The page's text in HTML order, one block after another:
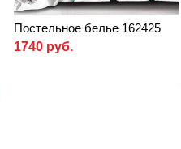
Постельное белье 162425
1740 руб.